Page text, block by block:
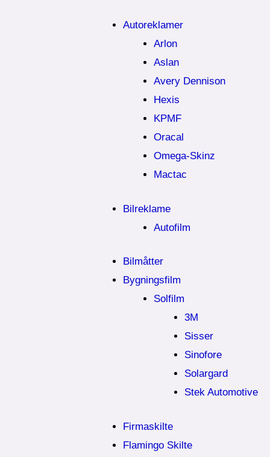
Autoreklamer
Arlon
Aslan
Avery Dennison
Hexis
KPMF
Oracal
Omega-Skinz
Mactac
Bilreklame
Autofilm
Bilmåtter
Bygningsfilm
Solfilm
3M
Sisser
Sinofore
Solargard
Stek Automotive
Firmaskilte
Flamingo Skilte